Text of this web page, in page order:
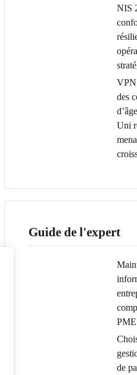
NIS
VPN
des
Uni
Guide de l'expert
PME
de